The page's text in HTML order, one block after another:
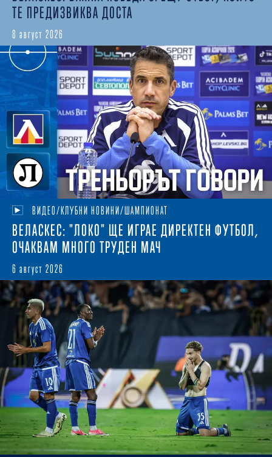
ТЕ ПРЕДИЗВИКВА ДОСТА
8 август 2026
ВИДЕО/КЛУБНИ НОВИНИ/ШАМПИОНАТ
ВЕЛАСКЕС: "ЛОКО" ЩЕ ИГРАЕ ДИРЕКТЕН ФУТБОЛ,
ОЧАКВАМ МНОГО ТРУДЕН МАЧ
6 август 2026